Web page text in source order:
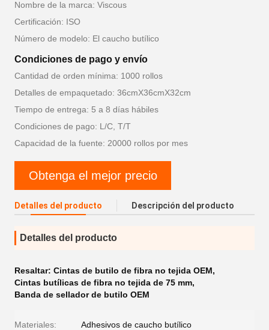
Nombre de la marca: Viscous
Certificación: ISO
Número de modelo: El caucho butílico
Condiciones de pago y envío
Cantidad de orden mínima: 1000 rollos
Detalles de empaquetado: 36cmX36cmX32cm
Tiempo de entrega: 5 a 8 días hábiles
Condiciones de pago: L/C, T/T
Capacidad de la fuente: 20000 rollos por mes
Obtenga el mejor precio
Detalles del producto Descripción del producto
Detalles del producto
Resaltar: Cintas de butilo de fibra no tejida OEM,
Cintas butílicas de fibra no tejida de 75 mm,
Banda de sellador de butilo OEM
Materiales: Adhesivos de caucho butílico